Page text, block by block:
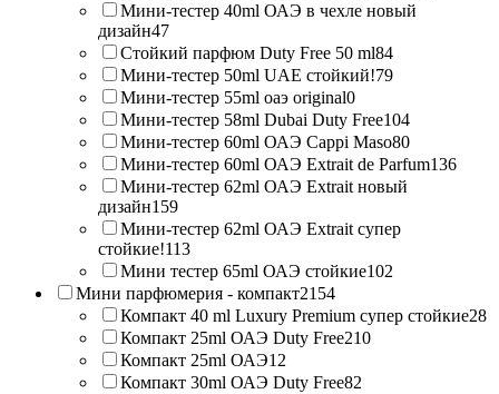
Мини-тестер 40ml ОАЭ в чехле новый
дизайн47
Стойкий парфюм Duty Free 50 ml84
Мини-тестер 50ml UAE стойкий!79
Мини-тестер 55ml оаэ original0
Мини-тестер 58ml Dubai Duty Free104
Мини-тестер 60ml ОАЭ Cappi Maso80
Мини-тестер 60ml ОАЭ Extrait de Parfum136
Мини-тестер 62ml ОАЭ Extrait новый
дизайн159
Мини-тестер 62ml ОАЭ Extrait супер
стойкие!113
Мини тестер 65ml ОАЭ стойкие102
Мини парфюмерия - компакт2154
Компакт 40 ml Luxury Premium супер стойкие28
Компакт 25ml ОАЭ Duty Free210
Компакт 25ml ОАЭ12
Компакт 30ml ОАЭ Duty Free82